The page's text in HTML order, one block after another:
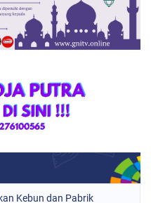
Kebun dan Pabrik